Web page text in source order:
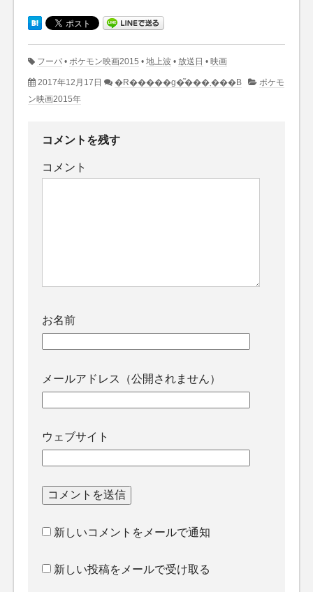
フーパ • ポケモン映画2015 • 地上波 • 放送日 • 映画
2017年12月17日 �R�����g�͂���܂���B
ポケモ
ン映画2015年
コメントを残す
コメント
お名前
メールアドレス（公開されません）
ウェブサイト
新しいコメントをメールで通知
新しい投稿をメールで受け取る